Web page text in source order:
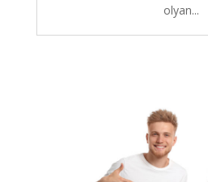
olyan...